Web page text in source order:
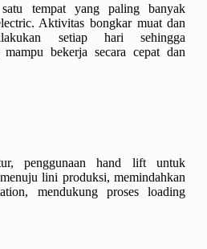
tempat yang paling banyak
Aktivitas bongkar muat dan
setiap hari sehingga
bekerja secara cepat dan
penggunaan hand lift untuk
lini produksi, memindahkan
mendukung proses loading